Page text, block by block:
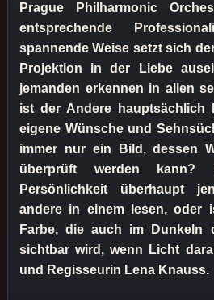
Prague Philharmonic
entsprechende
spannende Weise setzt sich
Projektion in der Liebe
jemanden erkennen in allen
ist der Andere hauptsächlich
eigene Wünsche und
immer nur ein Bild, dessen
überprüft werden kann?
Persönlichkeit überhaupt
andere in einem lesen, oder
Farbe, die auch im Dunkeln
sichtbar wird, wenn Licht
und Regisseurin Lena Knauss.